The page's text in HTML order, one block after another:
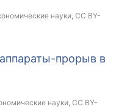
науки, CC BY-
прорыв в
науки, CC BY-